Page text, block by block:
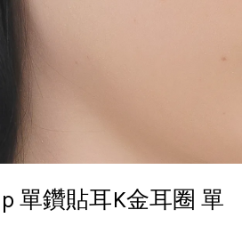
單鑽貼耳K金耳圈 單